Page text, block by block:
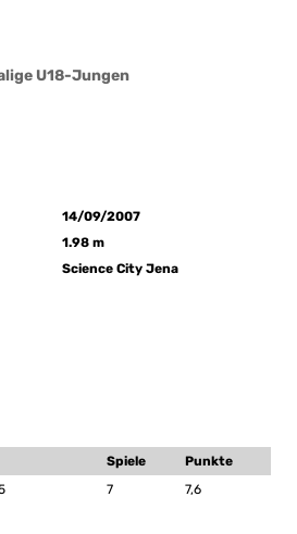
U18-Jungen
14/09/2007
1.98 m
Science City Jena
Spiele
Punkte
7 7,6